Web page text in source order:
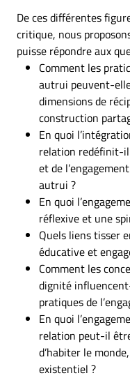
De ces différentes
critique, nous
puisse répondre aux
Comment les
autrui peuvent-
dimensions de
construction
En quoi
relation redéfinit-
et de
autrui ?
En quoi
réflexive et une
Quels liens tisser
éducative et
Comment les
dignité
pratiques de
En quoi
relation peut-il
d’habiter le
existentiel ?